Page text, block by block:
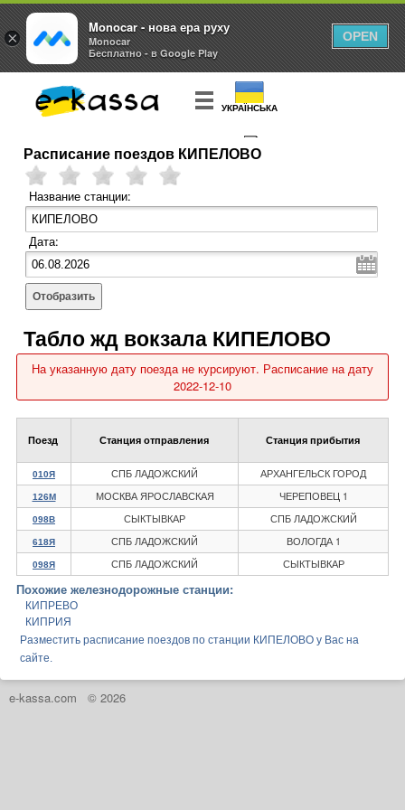
УКРАЇНСЬКА
КУПИТЬ
Расписание поездов КИПЕЛОВО
Название станции:
Дата:
Отобразить
Табло жд вокзала КИПЕЛОВО
На указанную дату поезда не курсируют. Расписание на дату
2022-12-10
Поезд Станция отправления Станция прибытия
010Я СПБ ЛАДОЖСКИЙ АРХАНГЕЛЬСК ГОРОД
126М МОСКВА ЯРОСЛАВСКАЯ ЧЕРЕПОВЕЦ 1
098В СЫКТЫВКАР СПБ ЛАДОЖСКИЙ
618Я СПБ ЛАДОЖСКИЙ ВОЛОГДА 1
098Я СПБ ЛАДОЖСКИЙ СЫКТЫВКАР
Похожие железнодорожные станции:
КИПРЕВО
КИПРИЯ
Разместить расписание поездов по станции КИПЕЛОВО у Вас на
сайте.
e-kassa.com © 2026
×
Monocar - нова ера руху
Monocar
Бесплатно - в Google Play
OPEN